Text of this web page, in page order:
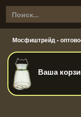
Мосфиштрейд -
Ваша